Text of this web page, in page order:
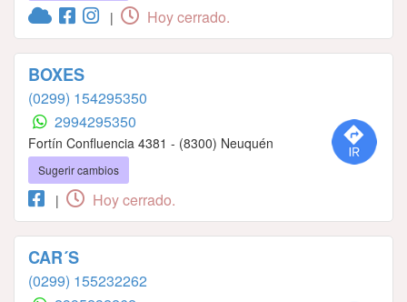
| Hoy cerrado.
BOXES
(0299) 154295350
2994295350
Fortín Confluencia 4381 - (8300) Neuquén
Sugerir cambios
| Hoy cerrado.
CAR´S
(0299) 155232262